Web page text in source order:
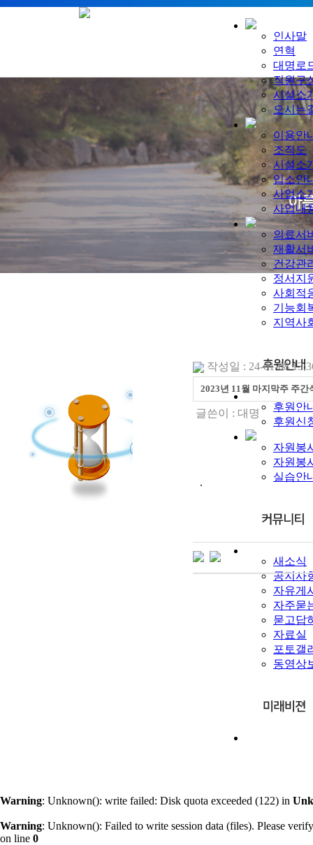
인사말
연혁
대명로
직원구
시설소
오시는
이용안
조직도
시설소
입소안
사업소
사업내
의료서
재활서
건강관
정서지
사회적
기능회
지역사
후원안
후원신
자원봉
자원봉
실습안
새소식
공지사
자유게
자주묻
묻고답
자료실
포토갤
동영상
작성일 : 24-01-08
2023년 11월 마지막주 주간
글쓴이 : 대명
.
Warning: Unknown(): write failed: Disk quota exceeded (122) in
Warning: Unknown(): Failed to write session data (files). Please
on line 0